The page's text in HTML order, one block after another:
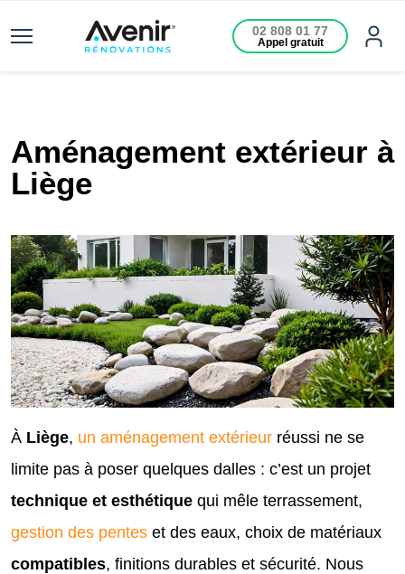
02 808 01 77
Appel gratuit
Aménagement extérieur à
Liège
À Liège, un aménagement extérieur réussi ne se
limite pas à poser quelques dalles : c’est un projet
technique et esthétique qui mêle terrassement,
gestion des pentes et des eaux, choix de matériaux
compatibles, finitions durables et sécurité. Nous